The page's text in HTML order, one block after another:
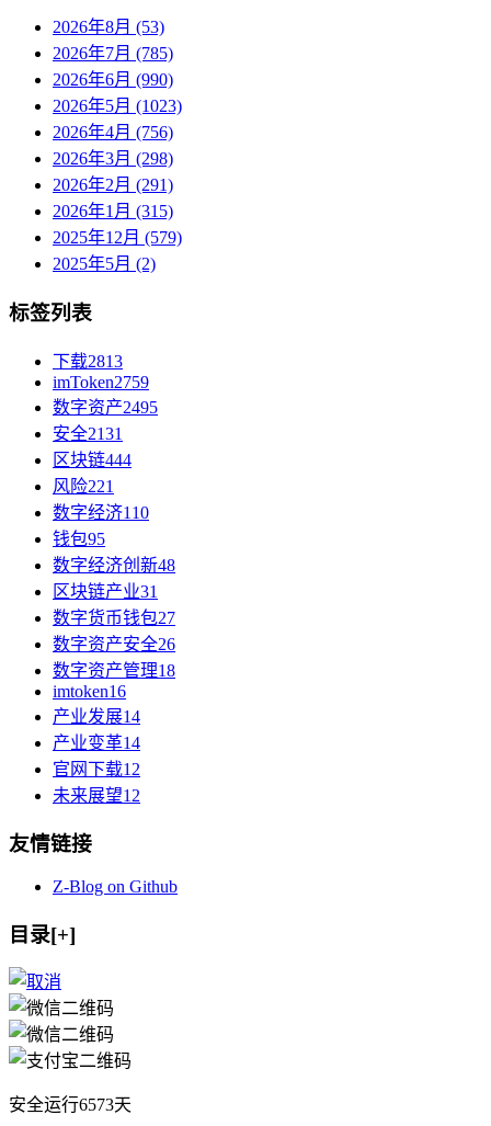
2026年8月 (53)
2026年7月 (785)
2026年6月 (990)
2026年5月 (1023)
2026年4月 (756)
2026年3月 (298)
2026年2月 (291)
2026年1月 (315)
2025年12月 (579)
2025年5月 (2)
标签列表
下载2813
imToken2759
数字资产2495
安全2131
区块链444
风险221
数字经济110
钱包95
数字经济创新48
区块链产业31
数字货币钱包27
数字资产安全26
数字资产管理18
imtoken16
产业发展14
产业变革14
官网下载12
未来展望12
友情链接
Z-Blog on Github
目录[+]
安全运行6573天